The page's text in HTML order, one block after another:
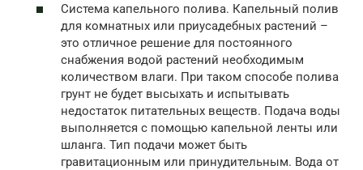
Система капельного полива. Капельный полив
для комнатных или приусадебных растений –
это отличное решение для постоянного
снабжения водой растений необходимым
количеством влаги. При таком способе полива
грунт не будет высыхать и испытывать
недостаток питательных веществ. Подача воды
выполняется с помощью капельной ленты или
шланга. Тип подачи может быть
гравитационным или принудительным. Вода от